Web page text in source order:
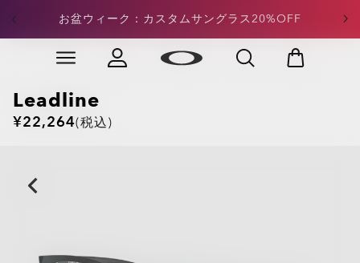
Skip to
お盆ウィーク：カスタムサングラス20%OFF
定価アパレル：合計¥15,000以上のご注文で20%OFFが
適用
Slide 3 of 4. 定価アパレル：合計¥15,000以上のご注文で
Leadline
¥22,264(税込)